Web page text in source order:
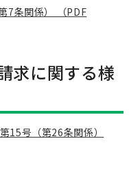
7条関係） （PDF
求に関する様
号（第26条関係）